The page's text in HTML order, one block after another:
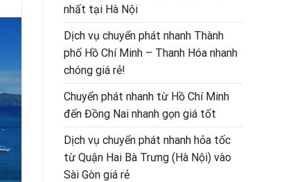
nhất tại Hà Nội
Dịch vụ chuyển phát nhanh Thành
phố Hồ Chí Minh – Thanh Hóa nhanh
chóng giá rẻ!
Chuyển phát nhanh từ Hồ Chí Minh
đến Đồng Nai nhanh gọn giá tốt
Dịch vụ chuyển phát nhanh hỏa tốc
từ Quận Hai Bà Trưng (Hà Nội) vào
Sài Gòn giá rẻ